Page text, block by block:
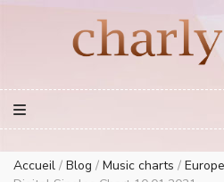
European Music Charts plus USA and
Accueil / Blog / Music charts / Europe